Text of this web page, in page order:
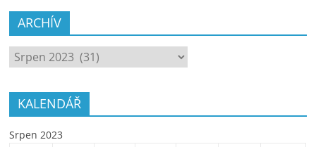
ARCHÍV
ARCHÍV
KALENDÁŘ
Srpen 2023